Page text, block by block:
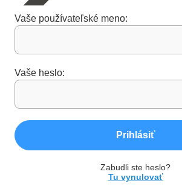
Vaše používateľské meno:
Vaše heslo:
Prihlásiť
Zabudli ste heslo?
Tu vynulovať